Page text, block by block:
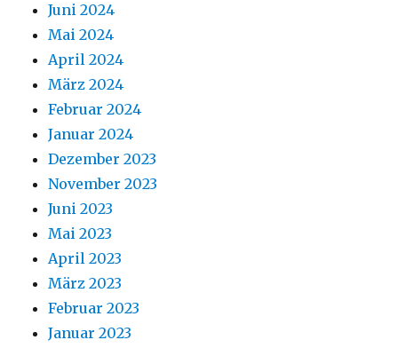
Juni 2024
Mai 2024
April 2024
März 2024
Februar 2024
Januar 2024
Dezember 2023
November 2023
Juni 2023
Mai 2023
April 2023
März 2023
Februar 2023
Januar 2023